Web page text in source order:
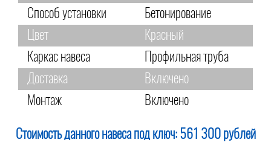
Способ установки
Бетонирование
Цвет
Красный
Каркас навеса
Профильная труба
Доставка
Включено
Монтаж
Включено
Стоимость данного навеса под ключ: 561 300 рублей